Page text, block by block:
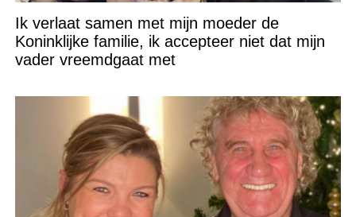
Ik verlaat samen met mijn moeder de
Koninklijke familie, ik accepteer niet dat mijn
vader vreemdgaat met